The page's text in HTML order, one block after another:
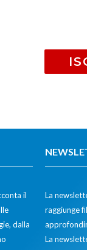
il
dalla
La
raggiunge
La